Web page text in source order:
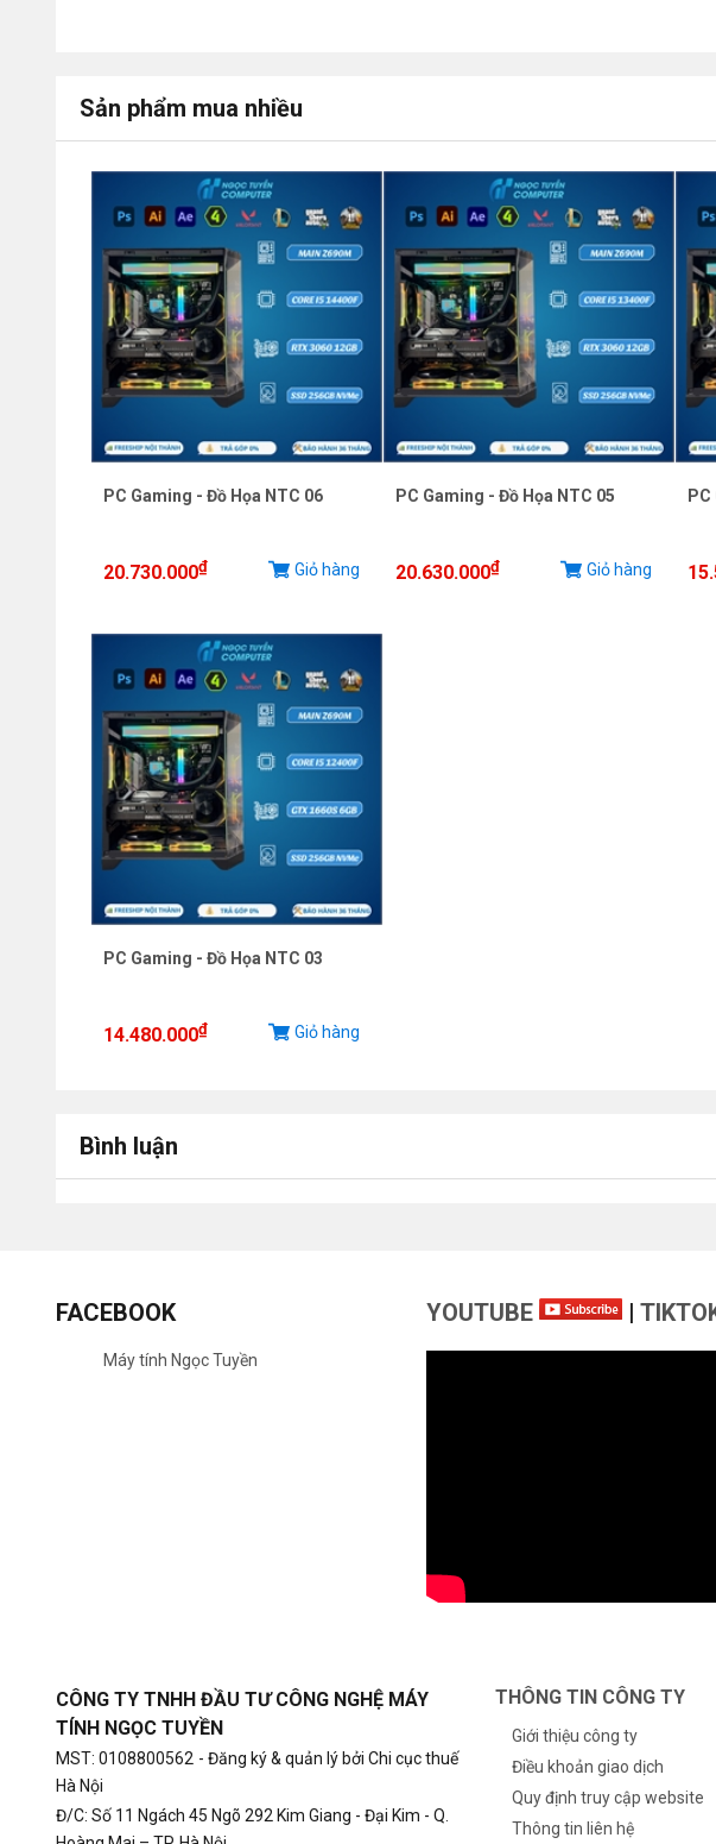
Sản phẩm mua nhiều
PC Gaming - Đồ Họa NTC 06
20.730.000₫ Giỏ hàng
PC Gaming - Đồ Họa NTC 05
20.630.000₫ Giỏ hàng
PC Gaming - Đồ Họa NTC 03
14.480.000₫ Giỏ hàng
Bình luận
FACEBOOK
Máy tính Ngọc Tuyền
YOUTUBE |
CÔNG TY TNHH ĐẦU TƯ CÔNG NGHỆ MÁY
TÍNH NGỌC TUYỀN
MST: 0108800562 - Đăng ký & quản lý bởi Chi cục thuế
Hà Nội
Đ/C: Số 11 Ngách 45 Ngõ 292 Kim Giang - Đại Kim - Q.
THÔNG TIN CÔNG TY
Giới thiệu công ty
Điều khoản giao dịch
Quy định truy cập website
Thông tin liên hệ